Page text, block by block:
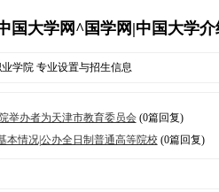
国大学网^国学网|中国大学
学院 专业设置与招生信息
举办者为天津市教育委员会(0篇回复)
本情况|公办全日制普通高等院校(0篇回复)